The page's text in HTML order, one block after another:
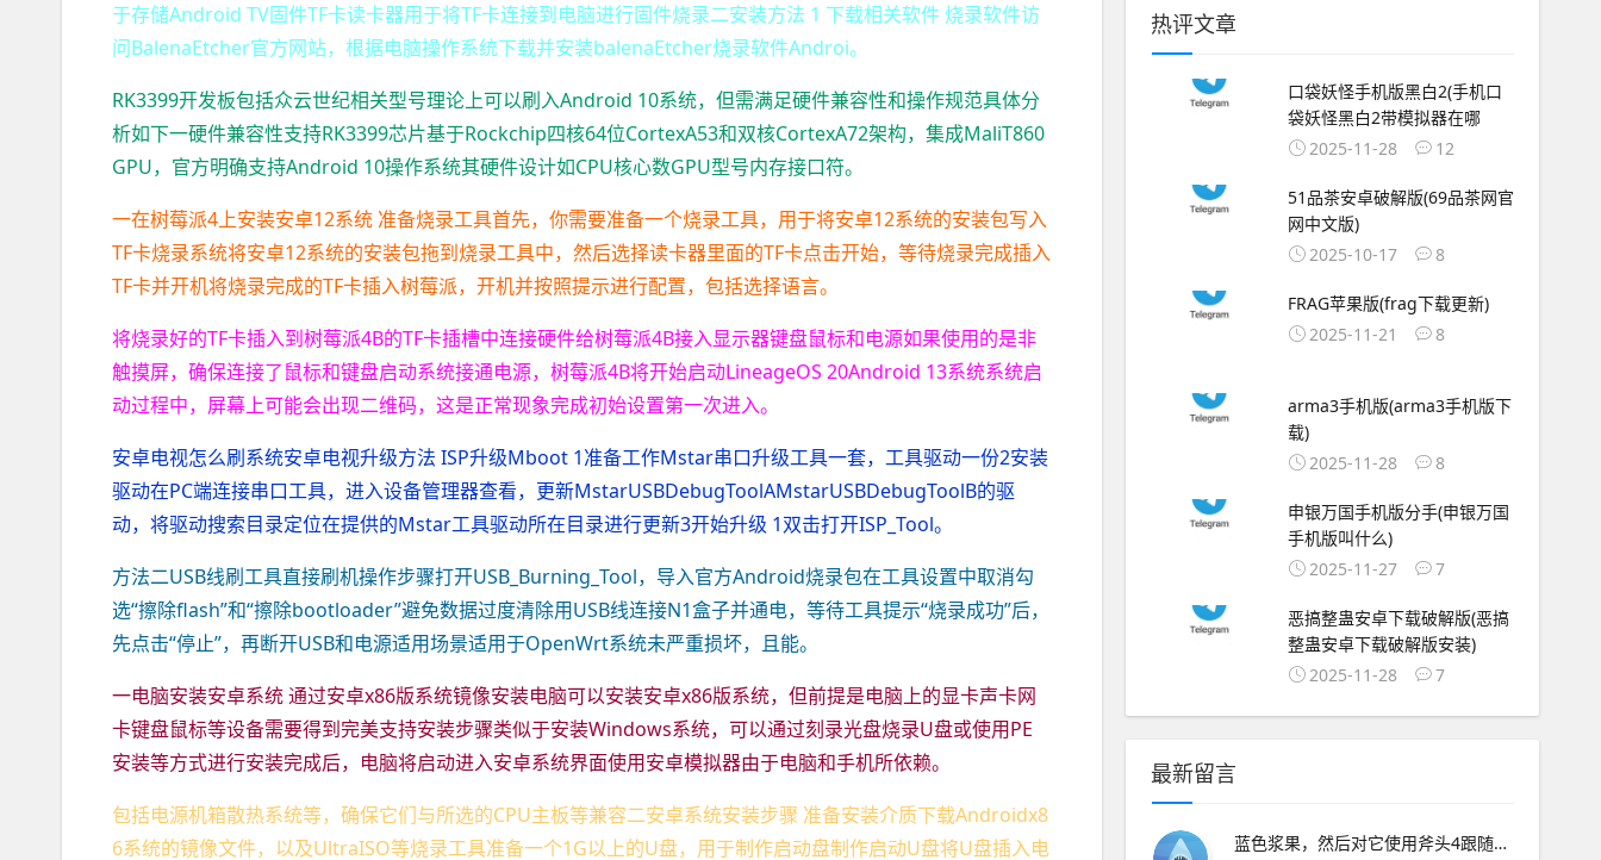
于存储Android TV固件TF卡读卡器用于将TF卡连接到电脑进行固件烧录二安装方法 1 下载相关软件 烧录软件访
问BalenaEtcher官方网站，根据电脑操作系统下载并安装balenaEtcher烧录软件Androi。
RK3399开发板包括众云世纪相关型号理论上可以刷入Android 10系统，但需满足硬件兼容性和操作规范具体分
析如下一硬件兼容性支持RK3399芯片基于Rockchip四核64位CortexA53和双核CortexA72架构，集成MaliT860
GPU，官方明确支持Android 10操作系统其硬件设计如CPU核心数GPU型号内存接口符。
一在树莓派4上安装安卓12系统 准备烧录工具首先，你需要准备一个烧录工具，用于将安卓12系统的安装包写入
TF卡烧录系统将安卓12系统的安装包拖到烧录工具中，然后选择读卡器里面的TF卡点击开始，等待烧录完成插入
TF卡并开机将烧录完成的TF卡插入树莓派，开机并按照提示进行配置，包括选择语言。
将烧录好的TF卡插入到树莓派4B的TF卡插槽中连接硬件给树莓派4B接入显示器键盘鼠标和电源如果使用的是非
触摸屏，确保连接了鼠标和键盘启动系统接通电源，树莓派4B将开始启动LineageOS 20Android 13系统系统启
动过程中，屏幕上可能会出现二维码，这是正常现象完成初始设置第一次进入。
安卓电视怎么刷系统安卓电视升级方法 ISP升级Mboot 1准备工作Mstar串口升级工具一套，工具驱动一份2安装
驱动在PC端连接串口工具，进入设备管理器查看，更新MstarUSBDebugToolAMstarUSBDebugToolB的驱
动，将驱动搜索目录定位在提供的Mstar工具驱动所在目录进行更新3开始升级 1双击打开ISP_Tool。
方法二USB线刷工具直接刷机操作步骤打开USB_Burning_Tool，导入官方Android烧录包在工具设置中取消勾
选“擦除flash”和“擦除bootloader”避免数据过度清除用USB线连接N1盒子并通电，等待工具提示“烧录成功”后，
先点击“停止”，再断开USB和电源适用场景适用于OpenWrt系统未严重损坏，且能。
一电脑安装安卓系统 通过安卓x86版系统镜像安装电脑可以安装安卓x86版系统，但前提是电脑上的显卡声卡网
卡键盘鼠标等设备需要得到完美支持安装步骤类似于安装Windows系统，可以通过刻录光盘烧录U盘或使用PE
安装等方式进行安装完成后，电脑将启动进入安卓系统界面使用安卓模拟器由于电脑和手机所依赖。
包括电源机箱散热系统等，确保它们与所选的CPU主板等兼容二安卓系统安装步骤 准备安装介质下载Androidx8
6系统的镜像文件，以及UltraISO等烧录工具准备一个1G以上的U盘，用于制作启动盘制作启动U盘将U盘插入电
热评文章
口袋妖怪手机版黑白2(手机口
袋妖怪黑白2带模拟器在哪
2025-11-28
12
51品茶安卓破解版(69品茶网官
网中文版)
2025-10-17
8
FRAG苹果版(frag下载更新)
2025-11-21
8
arma3手机版(arma3手机版下
载)
2025-11-28
8
申银万国手机版分手(申银万国
手机版叫什么)
2025-11-27
7
恶搞整蛊安卓下载破解版(恶搞
整蛊安卓下载破解版安装)
2025-11-28
7
最新留言
蓝色浆果，然后对它使用斧头4跟随老鼠到最左，两次对话，问老鼠有没有梳子。2、猫咪的救命稻草一定要在奶酪有效洞口附近绑椅子并守尸，这样猫咪可以在守尸的时候破坏其他老鼠的速推计划，避免第一只老鼠刚放飞其他